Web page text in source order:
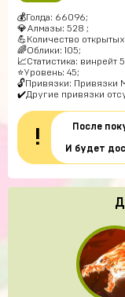
💰Голда: 66096;
💎Алмазы: 528 ;
💪Количество
🌈Облики: 105;
📈Статистика: винрейт
⭐️Уровень: 45;
🔓Привязки: Привязки
✔️Другие привязки
!
После
И будет